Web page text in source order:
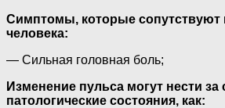
Симптомы, которые сопутствуют
человека:
— Сильная головная боль;
Изменение пульса могут нести за
патологические состояния, как: